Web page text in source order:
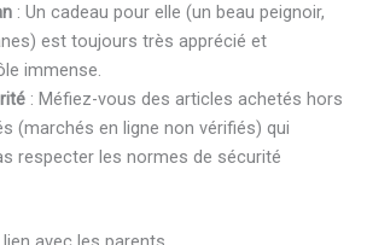
: Un cadeau pour elle (un beau peignoir,
est toujours très apprécié et
immense.
: Méfiez-vous des articles achetés hors
(marchés en ligne non vérifiés) qui
respecter les normes de sécurité